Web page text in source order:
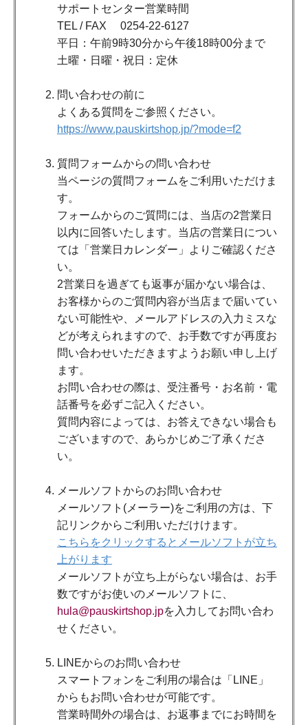
サポートセンター営業時間
TEL / FAX 0254-22-6127
平日：午前9時30分から午後18時00分まで
土曜・日曜・祝日：定休
問い合わせの前に
よくある質問をご参照ください。
https://www.pauskirtshop.jp/?mode=f2
質問フォームからの問い合わせ
当ページの質問フォームをご利用いただけま
す。
フォームからのご質問には、当店の2営業日
以内に回答いたします。当店の営業日につい
ては「営業日カレンダー」よりご確認くださ
い。
2営業日を過ぎても返事が届かない場合は、
お客様からのご質問内容が当店まで届いてい
ない可能性や、メールアドレスの入力ミスな
どが考えられますので、お手数ですが再度お
問い合わせいただきますようお願い申し上げ
ます。
お問い合わせの際は、受注番号・お名前・電
話番号を必ずご記入ください。
質問内容によっては、お答えできない場合も
ございますので、あらかじめご了承くださ
い。
メールソフトからのお問い合わせ
メールソフト(メーラー)をご利用の方は、下
記リンクからご利用いただけけます。
こちらをクリックするとメールソフトが立ち
上がります
メールソフトが立ち上がらない場合は、お手
数ですがお使いのメールソフトに、
hula@pauskirtshop.jpを入力してお問い合わ
せください。
LINEからのお問い合わせ
スマートフォンをご利用の場合は「LINE」
からもお問い合わせが可能です。
営業時間外の場合は、お返事までにお時間を